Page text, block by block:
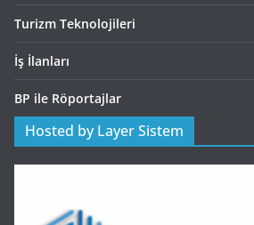
Turizm Teknolojileri
İş İlanları
BP ile Röportajlar
Hosted by Layer Sistem